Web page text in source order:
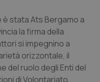
è stata Ats Bergamo a
la firma della
si impegnino a
orizzontale, il
del ruolo degli Enti del
di Volontariato,